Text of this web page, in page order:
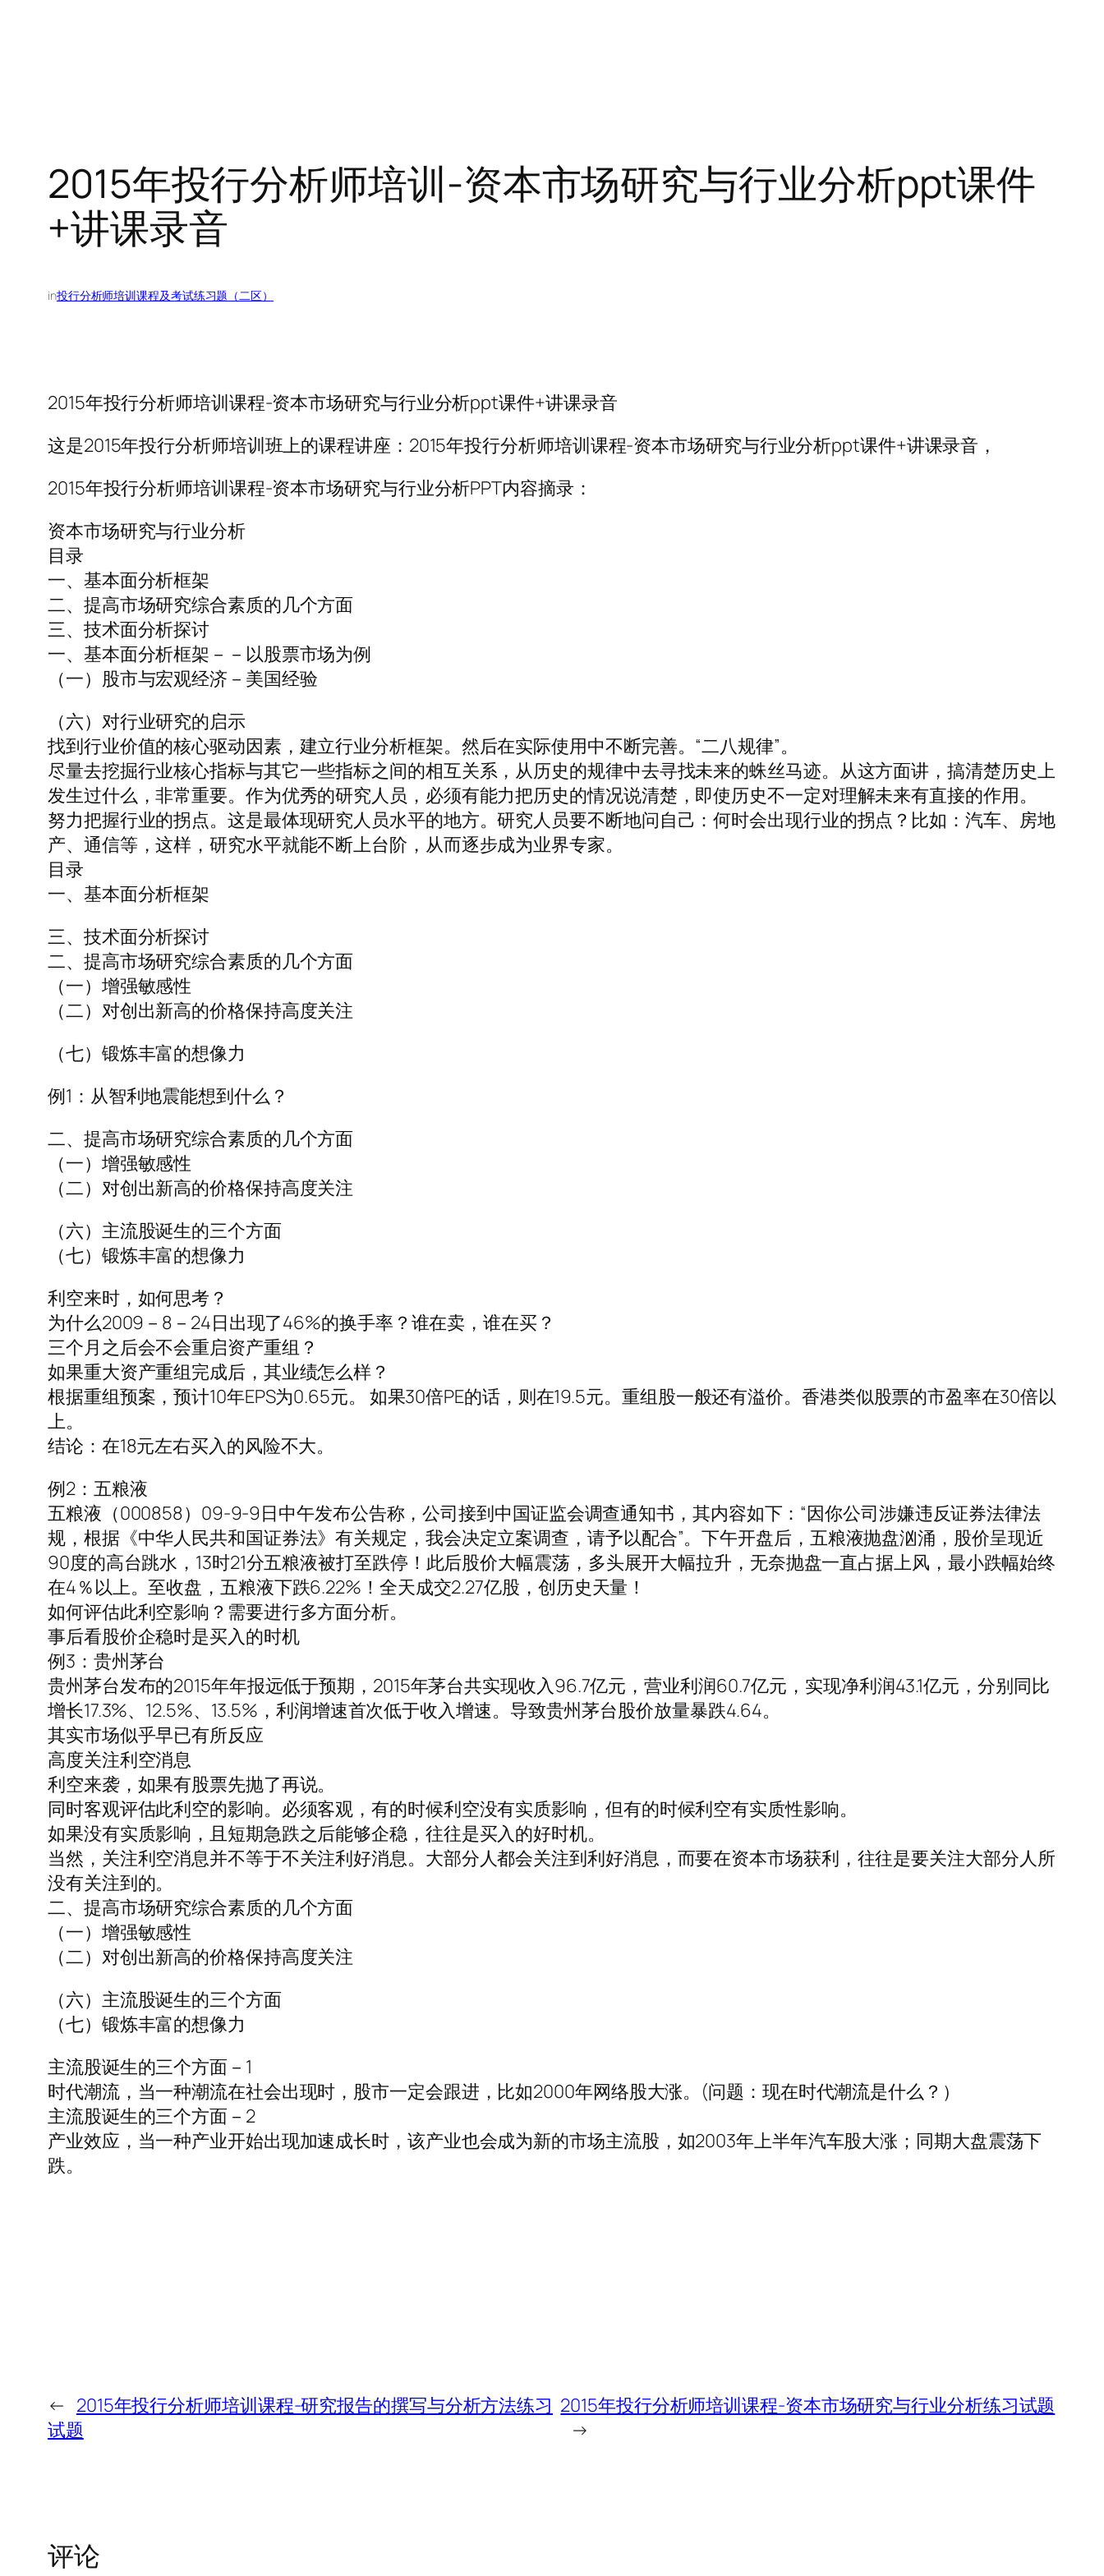
2015年投行分析师培训-资本市场研究与行业分析ppt课件
+讲课录音
in投行分析师培训课程及考试练习题（二区）
2015年投行分析师培训课程-资本市场研究与行业分析ppt课件+讲课录音
这是2015年投行分析师培训班上的课程讲座：2015年投行分析师培训课程-资本市场研究与行业分析ppt课件+讲课录音，
2015年投行分析师培训课程-资本市场研究与行业分析PPT内容摘录：
资本市场研究与行业分析
目录
一、基本面分析框架
二、提高市场研究综合素质的几个方面
三、技术面分析探讨
一、基本面分析框架－－以股票市场为例
（一）股市与宏观经济－美国经验
（六）对行业研究的启示
找到行业价值的核心驱动因素，建立行业分析框架。然后在实际使用中不断完善。“二八规律”。
尽量去挖掘行业核心指标与其它一些指标之间的相互关系，从历史的规律中去寻找未来的蛛丝马迹。从这方面讲，搞清楚历史上
发生过什么，非常重要。作为优秀的研究人员，必须有能力把历史的情况说清楚，即使历史不一定对理解未来有直接的作用。
努力把握行业的拐点。这是最体现研究人员水平的地方。研究人员要不断地问自己：何时会出现行业的拐点？比如：汽车、房地
产、通信等，这样，研究水平就能不断上台阶，从而逐步成为业界专家。
目录
一、基本面分析框架
三、技术面分析探讨
二、提高市场研究综合素质的几个方面
（一）增强敏感性
（二）对创出新高的价格保持高度关注
（七）锻炼丰富的想像力
例1：从智利地震能想到什么？
二、提高市场研究综合素质的几个方面
（一）增强敏感性
（二）对创出新高的价格保持高度关注
（六）主流股诞生的三个方面
（七）锻炼丰富的想像力
利空来时，如何思考？
为什么2009－8－24日出现了46%的换手率？谁在卖，谁在买？
三个月之后会不会重启资产重组？
如果重大资产重组完成后，其业绩怎么样？
根据重组预案，预计10年EPS为0.65元。 如果30倍PE的话，则在19.5元。重组股一般还有溢价。香港类似股票的市盈率在30倍以
上。
结论：在18元左右买入的风险不大。
例2：五粮液
五粮液（000858）09-9-9日中午发布公告称，公司接到中国证监会调查通知书，其内容如下：“因你公司涉嫌违反证券法律法
规，根据《中华人民共和国证券法》有关规定，我会决定立案调查，请予以配合”。下午开盘后，五粮液抛盘汹涌，股价呈现近
90度的高台跳水，13时21分五粮液被打至跌停！此后股价大幅震荡，多头展开大幅拉升，无奈抛盘一直占据上风，最小跌幅始终
在4％以上。至收盘，五粮液下跌6.22%！全天成交2.27亿股，创历史天量！
如何评估此利空影响？需要进行多方面分析。
事后看股价企稳时是买入的时机
例3：贵州茅台
贵州茅台发布的2015年年报远低于预期，2015年茅台共实现收入96.7亿元，营业利润60.7亿元，实现净利润43.1亿元，分别同比
增长17.3%、12.5%、13.5%，利润增速首次低于收入增速。导致贵州茅台股价放量暴跌4.64。
其实市场似乎早已有所反应
高度关注利空消息
利空来袭，如果有股票先抛了再说。
同时客观评估此利空的影响。必须客观，有的时候利空没有实质影响，但有的时候利空有实质性影响。
如果没有实质影响，且短期急跌之后能够企稳，往往是买入的好时机。
当然，关注利空消息并不等于不关注利好消息。大部分人都会关注到利好消息，而要在资本市场获利，往往是要关注大部分人所
没有关注到的。
二、提高市场研究综合素质的几个方面
（一）增强敏感性
（二）对创出新高的价格保持高度关注
（六）主流股诞生的三个方面
（七）锻炼丰富的想像力
主流股诞生的三个方面－1
时代潮流，当一种潮流在社会出现时，股市一定会跟进，比如2000年网络股大涨。(问题：现在时代潮流是什么？）
主流股诞生的三个方面－2
产业效应，当一种产业开始出现加速成长时，该产业也会成为新的市场主流股，如2003年上半年汽车股大涨；同期大盘震荡下
跌。
← 2015年投行分析师培训课程-研究报告的撰写与分析方法练习
试题
2015年投行分析师培训课程-资本市场研究与行业分析练习试题
→
评论